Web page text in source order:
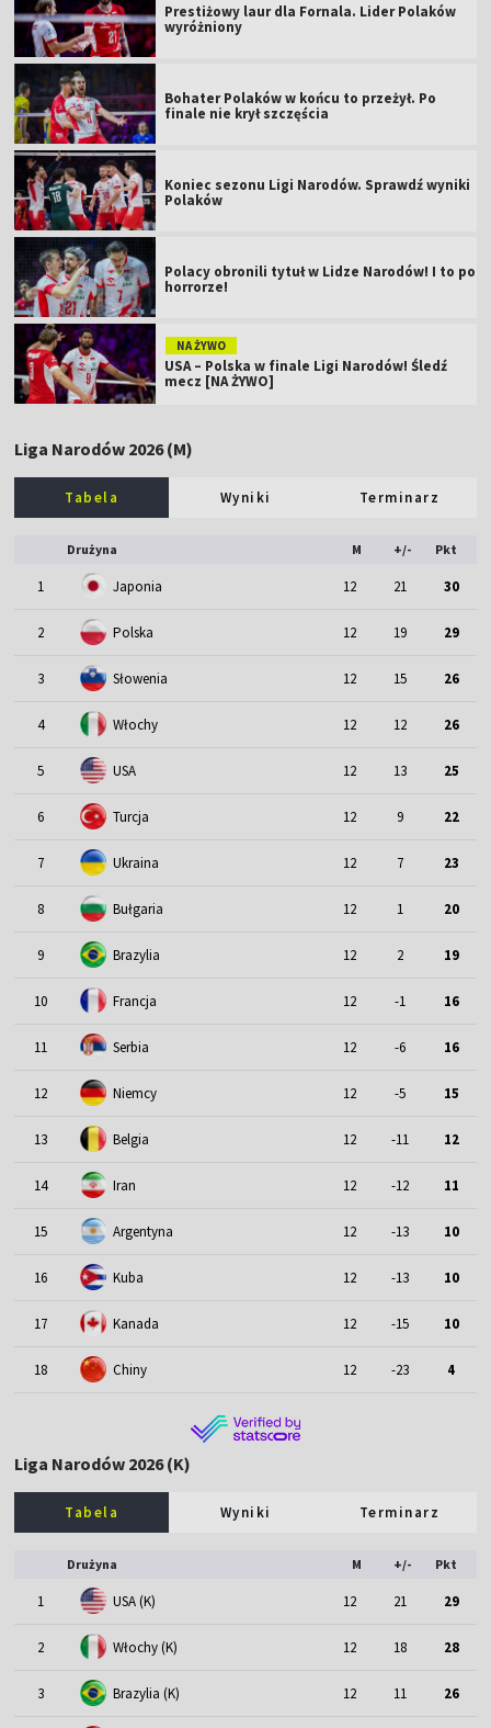
Prestiżowy laur dla Fornala. Lider Polaków
wyróżniony
Bohater Polaków w końcu to przeżył. Po
finale nie krył szczęścia
Koniec sezonu Ligi Narodów. Sprawdź wyniki
Polaków
Polacy obronili tytuł w Lidze Narodów! I to po
horrorze!
NA ŻYWO
USA – Polska w finale Ligi Narodów! Śledź
mecz [NA ŻYWO]
Liga Narodów 2026 (M)
Tabela Wyniki Terminarz
Drużyna M +/- Pkt
1 Japonia 12 21 30
2 Polska 12 19 29
3 Słowenia 12 15 26
4 Włochy 12 12 26
5 USA 12 13 25
6 Turcja 12 9 22
7 Ukraina 12 7 23
8 Bułgaria 12 1 20
9 Brazylia 12 2 19
10 Francja 12 -1 16
11 Serbia 12 -6 16
12 Niemcy 12 -5 15
13 Belgia 12 -11 12
14 Iran 12 -12 11
15 Argentyna 12 -13 10
16 Kuba 12 -13 10
17 Kanada 12 -15 10
18 Chiny 12 -23 4
Liga Narodów 2026 (K)
Tabela Wyniki Terminarz
Drużyna M +/- Pkt
1 USA (K) 12 21 29
2 Włochy (K) 12 18 28
3 Brazylia (K) 12 11 26